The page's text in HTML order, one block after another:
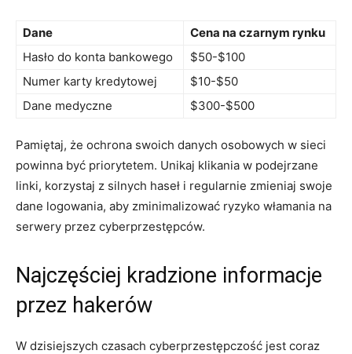
Dane
Cena na⁤ czarnym rynku
Hasło do konta ​bankowego
$50-$100
Numer karty kredytowej
$10-$50
Dane ⁤medyczne
$300-$500
Pamiętaj, że ochrona swoich‌ danych osobowych ​w sieci
powinna być priorytetem. Unikaj‌ klikania‍ w⁤ podejrzane
linki, korzystaj ‌z silnych ‍haseł‌ i ‌regularnie zmieniaj ⁤swoje
dane logowania, ⁣aby⁤ zminimalizować ryzyko włamania‍ na
serwery ​przez cyberprzestępców.
Najczęściej ⁣kradzione informacje⁢
przez⁢ hakerów
W dzisiejszych ⁢czasach cyberprzestępczość​ jest coraz